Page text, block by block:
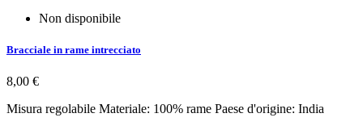
Non disponibile
Bracciale in rame intrecciato
8,00 €
Misura regolabile Materiale: 100% rame Paese d'origine: India